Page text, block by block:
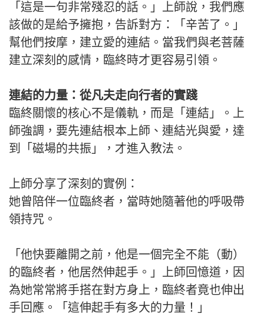
「這是一句非常殘忍的話。」上師說，我們應
該做的是給予擁抱，告訴對方：「辛苦了。」
幫他們按摩，建立愛的連結。當我們與老菩薩
建立深刻的感情，臨終時才更容易引領。
連結的力量：從凡夫走向行者的實踐
臨終關懷的核心不是儀軌，而是「連結」。上
師強調，要先連結根本上師、連結光與愛，達
到「磁場的共振」，才進入教法。
上師分享了深刻的實例：
她曾陪伴一位臨終者，當時她隨著他的呼吸帶
領持咒。
「他快要離開之前，他是一個完全不能（動）
的臨終者，他居然伸起手。」上師回憶道，因
為她常常將手搭在對方身上，臨終者竟也伸出
手回應。「這伸起手有多大的力量！」